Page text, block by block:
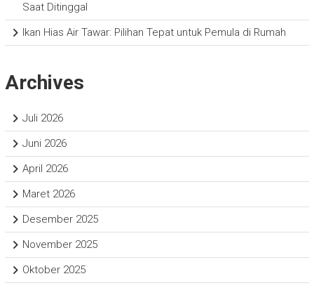
Saat Ditinggal
Ikan Hias Air Tawar: Pilihan Tepat untuk Pemula di Rumah
Archives
Juli 2026
Juni 2026
April 2026
Maret 2026
Desember 2025
November 2025
Oktober 2025